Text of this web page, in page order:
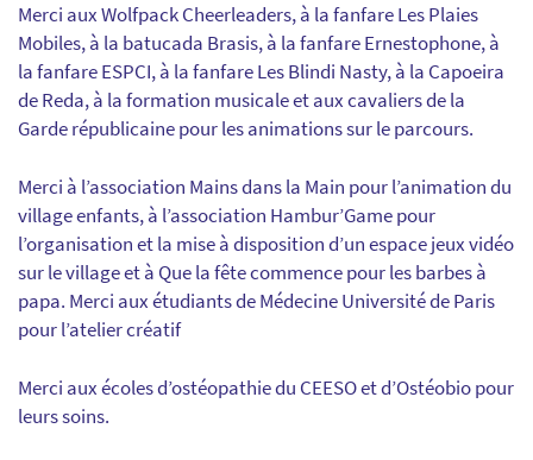
Merci aux Wolfpack Cheerleaders, à la fanfare Les Plaies
Mobiles, à la batucada Brasis, à la fanfare Ernestophone, à
la fanfare ESPCI, à la fanfare Les Blindi Nasty, à la Capoeira
de Reda, à la formation musicale et aux cavaliers de la
Garde républicaine pour les animations sur le parcours.
Merci à l’association Mains dans la Main pour l’animation du
village enfants, à l’association Hambur’Game pour
l’organisation et la mise à disposition d’un espace jeux vidéo
sur le village et à Que la fête commence pour les barbes à
papa. Merci aux étudiants de Médecine Université de Paris
pour l’atelier créatif
Merci aux écoles d’ostéopathie du CEESO et d’Ostéobio pour
leurs soins.